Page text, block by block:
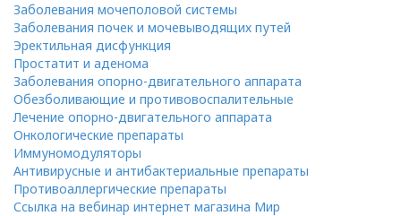
Заболевания мочеполовой системы
Заболевания почек и мочевыводящих путей
Эректильная дисфункция
Простатит и аденома
Заболевания опорно-двигательного аппарата
Обезболивающие и противовоспалительные
Лечение опорно-двигательного аппарата
Онкологические препараты
Иммуномодуляторы
Антивирусные и антибактериальные препараты
Противоаллергические препараты
Ссылка на вебинар интернет магазина Мир